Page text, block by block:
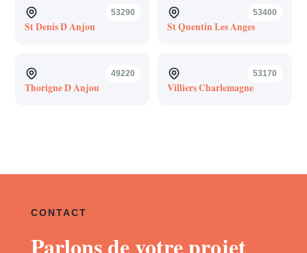
53290
St Denis D Anjou
53400
St Quentin Les Anges
49220
Thorigne D Anjou
53170
Villiers Charlemagne
CONTACT
Parlons de votre projet